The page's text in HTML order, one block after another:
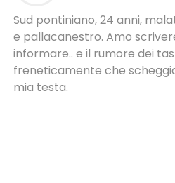
Sud pontiniano, 24 anni,
e pallacanestro. Amo
informare.. e il rumore dei
freneticamente che
mia testa.